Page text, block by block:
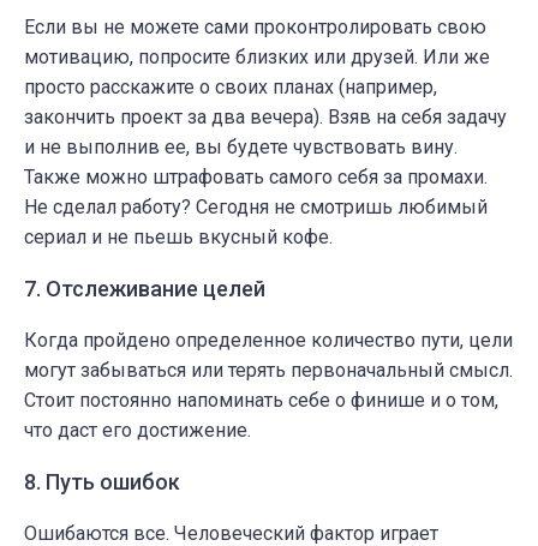
Если вы не можете сами проконтролировать свою
мотивацию, попросите близких или друзей. Или же
просто расскажите о своих планах (например,
закончить проект за два вечера). Взяв на себя задачу
и не выполнив ее, вы будете чувствовать вину.
Также можно штрафовать самого себя за промахи.
Не сделал работу? Сегодня не смотришь любимый
сериал и не пьешь вкусный кофе.
7. Отслеживание целей
Когда пройдено определенное количество пути, цели
могут забываться или терять первоначальный смысл.
Стоит постоянно напоминать себе о финише и о том,
что даст его достижение.
8. Путь ошибок
Ошибаются все. Человеческий фактор играет